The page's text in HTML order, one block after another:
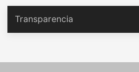
Transparencia